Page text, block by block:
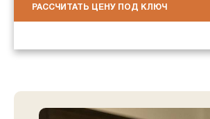
РАССЧИТАТЬ ЦЕНУ ПОД КЛЮЧ